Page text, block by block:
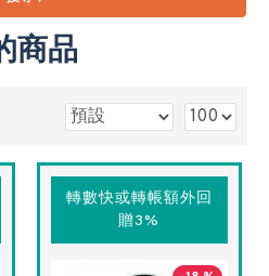
商品
轉數快或轉帳額外回
贈3%